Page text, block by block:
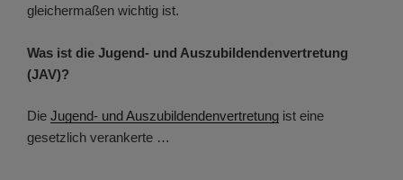
gleichermaßen wichtig ist.
Was ist die Jugend- und Auszubildendenvertretung
(JAV)?
Die Jugend- und Auszubildendenvertretung ist eine
gesetzlich verankerte …